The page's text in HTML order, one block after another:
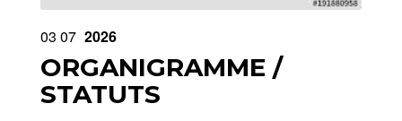
03 07 2026
ORGANIGRAMME /
STATUTS